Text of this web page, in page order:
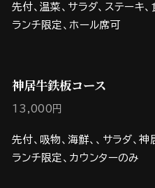
先付、温菜、サラダ、ステーキ
ランチ限定、ホール席可
神居牛鉄板コース
13,000円
先付、吸物、海鮮、、サラダ、
ランチ限定、カウンターのみ